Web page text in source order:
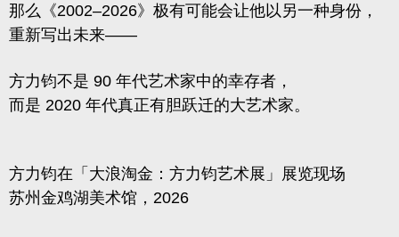
那么《2002–2026》极有可能会让他以另一种身份，
重新写出未来——
方力钧不是 90 年代艺术家中的幸存者，
而是 2020 年代真正有胆跃迁的大艺术家。
方力钧在「大浪淘金：方力钧艺术展」展览现场
苏州金鸡湖美术馆，2026